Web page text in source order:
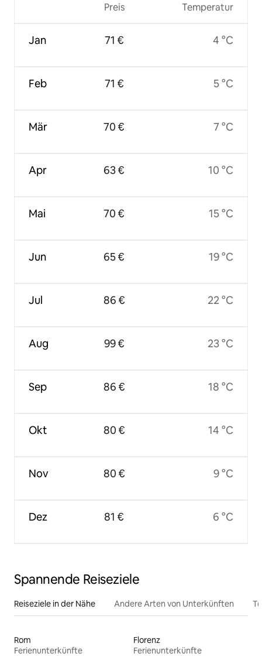
Jan
Feb
Mär
Apr
Mai
Jun
Jul
Aug
Sep
Okt
Nov
Dez
Preis
71 €
71 €
70 €
63 €
70 €
65 €
86 €
99 €
86 €
80 €
80 €
81 €
Temperatur
4 °C
5 °C
7 °C
10 °C
15 °C
19 °C
22 °C
23 °C
18 °C
14 °C
9 °C
6 °C
Spannende Reiseziele
Reiseziele in der Nähe Andere Arten von Unterkünften
Rom
Ferienunterkünfte
Florenz
Ferienunterkünfte